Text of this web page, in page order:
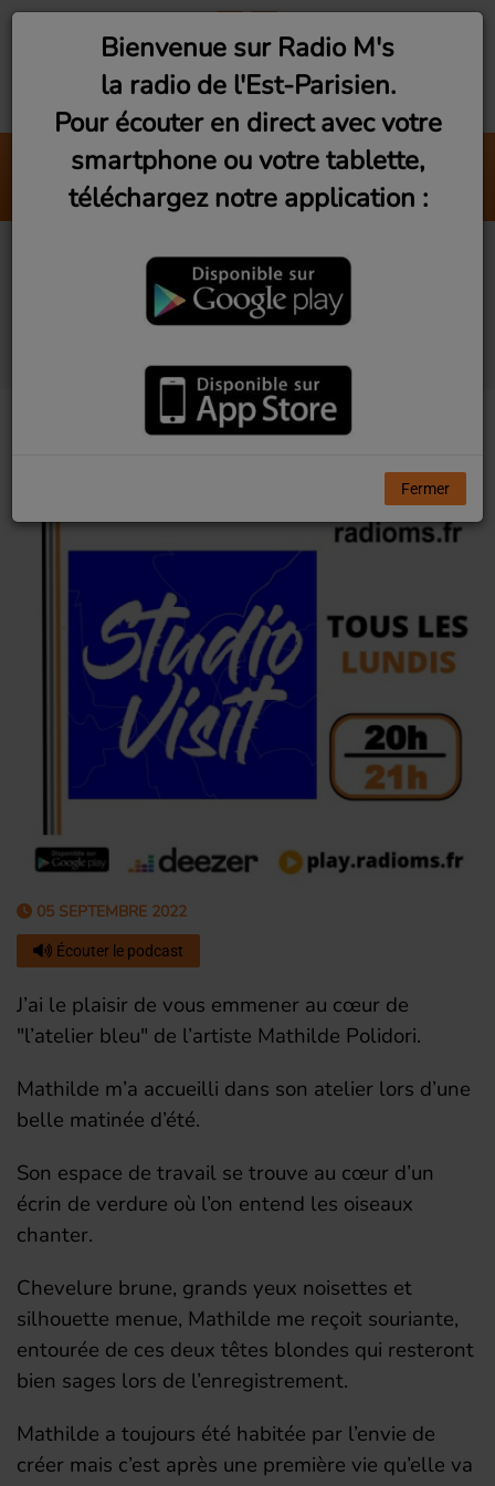
Flash Info
Chroniques
Studio Visit #20 - Zoom
émotionnel avec
Mathilde Polidori
05 SEPTEMBRE 2022
Écouter le podcast
J’ai le plaisir de vous emmener au cœur de
"l’atelier bleu" de l’artiste Mathilde Polidori.
Mathilde m’a accueilli dans son atelier lors d’une
belle matinée d’été.
Son espace de travail se trouve au cœur d’un
écrin de verdure où l’on entend les oiseaux
chanter.
Chevelure brune, grands yeux noisettes et
silhouette menue, Mathilde me reçoit souriante,
entourée de ces deux têtes blondes qui resteront
bien sages lors de l’enregistrement.
Mathilde a toujours été habitée par l’envie de
créer mais c’est après une première vie qu’elle va
Bienvenue sur Radio M's
la radio de l'Est-Parisien.
Pour écouter en direct avec votre
smartphone ou votre tablette,
téléchargez notre application :
Fermer